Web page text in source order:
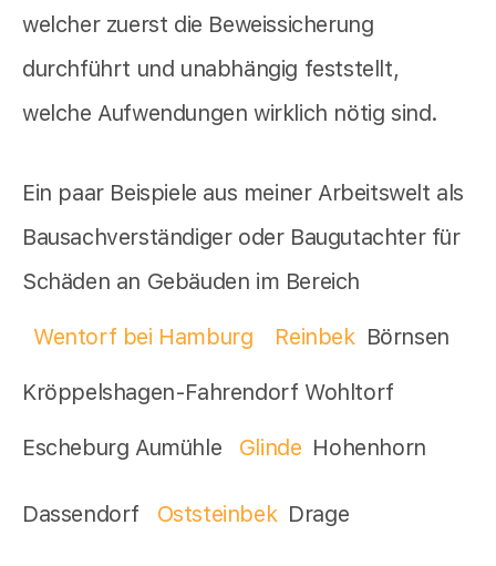
welcher zuerst die Beweissicherung
durchführt und unabhängig feststellt,
welche Aufwendungen wirklich nötig sind.
Ein paar Beispiele aus meiner Arbeitswelt als
Bausachverständiger oder Baugutachter für
Schäden an Gebäuden im Bereich
Wentorf bei Hamburg Reinbek Börnsen
Kröppelshagen-Fahrendorf Wohltorf
Escheburg Aumühle Glinde Hohenhorn
Dassendorf Oststeinbek Drage